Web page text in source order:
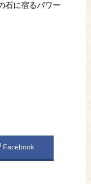
石に宿るパワー
Facebook